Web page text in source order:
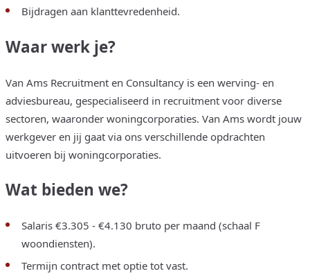
Bijdragen aan klanttevredenheid.
Waar werk je?
Van Ams Recruitment en Consultancy is een werving- en
adviesbureau, gespecialiseerd in recruitment voor diverse
sectoren, waaronder woningcorporaties. Van Ams wordt jouw
werkgever en jij gaat via ons verschillende opdrachten
uitvoeren bij woningcorporaties.
Wat bieden we?
Salaris €3.305 - €4.130 bruto per maand (schaal F
woondiensten).
Termijn contract met optie tot vast.